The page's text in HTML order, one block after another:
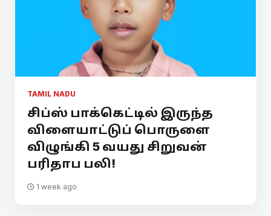
TAMIL NADU
சிப்ஸ் பாக்கெட்டில் இருந்த
விளையாட்டுப் பொருளை
விழுங்கி 5 வயது சிறுவன்
பரிதாப பலி!
1 week ago